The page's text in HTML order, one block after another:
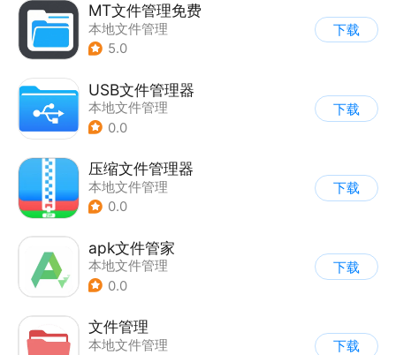
MT文件管理免费
本地文件管理
5.0
下载
USB文件管理器
本地文件管理
0.0
下载
压缩文件管理器
本地文件管理
0.0
下载
apk文件管家
本地文件管理
0.0
下载
文件管理
本地文件管理
下载